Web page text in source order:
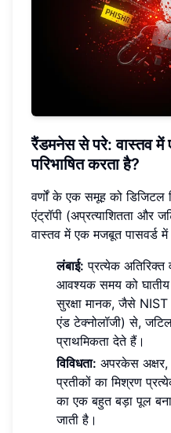
रैंडमनेस से परे: वास्तव में
परिभाषित करता है?
वर्णों के एक समूह को डिजिटल
एंट्रॉपी (अप्रत्याशितता और
वास्तव में एक मजबूत पासवर्ड में
लंबाई: प्रत्येक
आवश्यक समय को
सुरक्षा मानक, जैसे
एंड टेक्नोलॉजी) से,
प्राथमिकता देते हैं।
विविधता: अपरकेस
प्रतीकों का मिश्रण
का एक बहुत बड़ा पूल
जाती है।